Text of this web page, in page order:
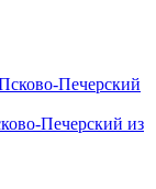
Печерский из